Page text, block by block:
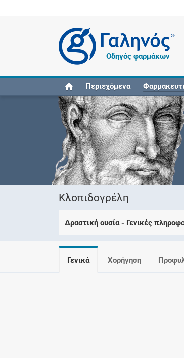
®
Οδηγός φαρμάκων
Περιεχόμενα
Κλοπιδογρέλη
Δραστική ουσία - Γενικές
Γενικά Χορήγηση